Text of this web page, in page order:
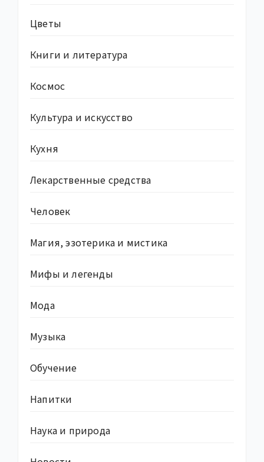
Цветы
Книги и литература
Космос
Культура и искусство
Кухня
Лекарственные средства
Человек
Магия, эзотерика и мистика
Мифы и легенды
Мода
Музыка
Обучение
Напитки
Наука и природа